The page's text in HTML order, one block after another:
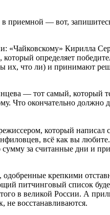
приемной — вот,
«Чайковскому» Кирилла
определяет
их, что ли) и принимают
— тот самый, который
Что окончательно должно
который написал
всё как вы
за считанные дни и
крепкими
питчинговый список
в великой России. А
не восстанавливаются.